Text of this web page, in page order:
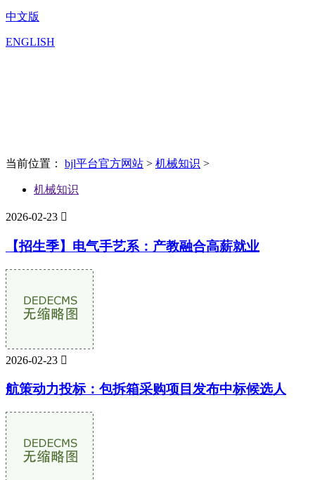
中文版
ENGLISH
当前位置： bjl平台官方网站 > 机械知识 >
机械知识
2026-02-23 
【招生季】电气手艺系：产教融合高薪就业
2026-02-23 
航策动力投标：包拆箱采购项目发布中标候选人